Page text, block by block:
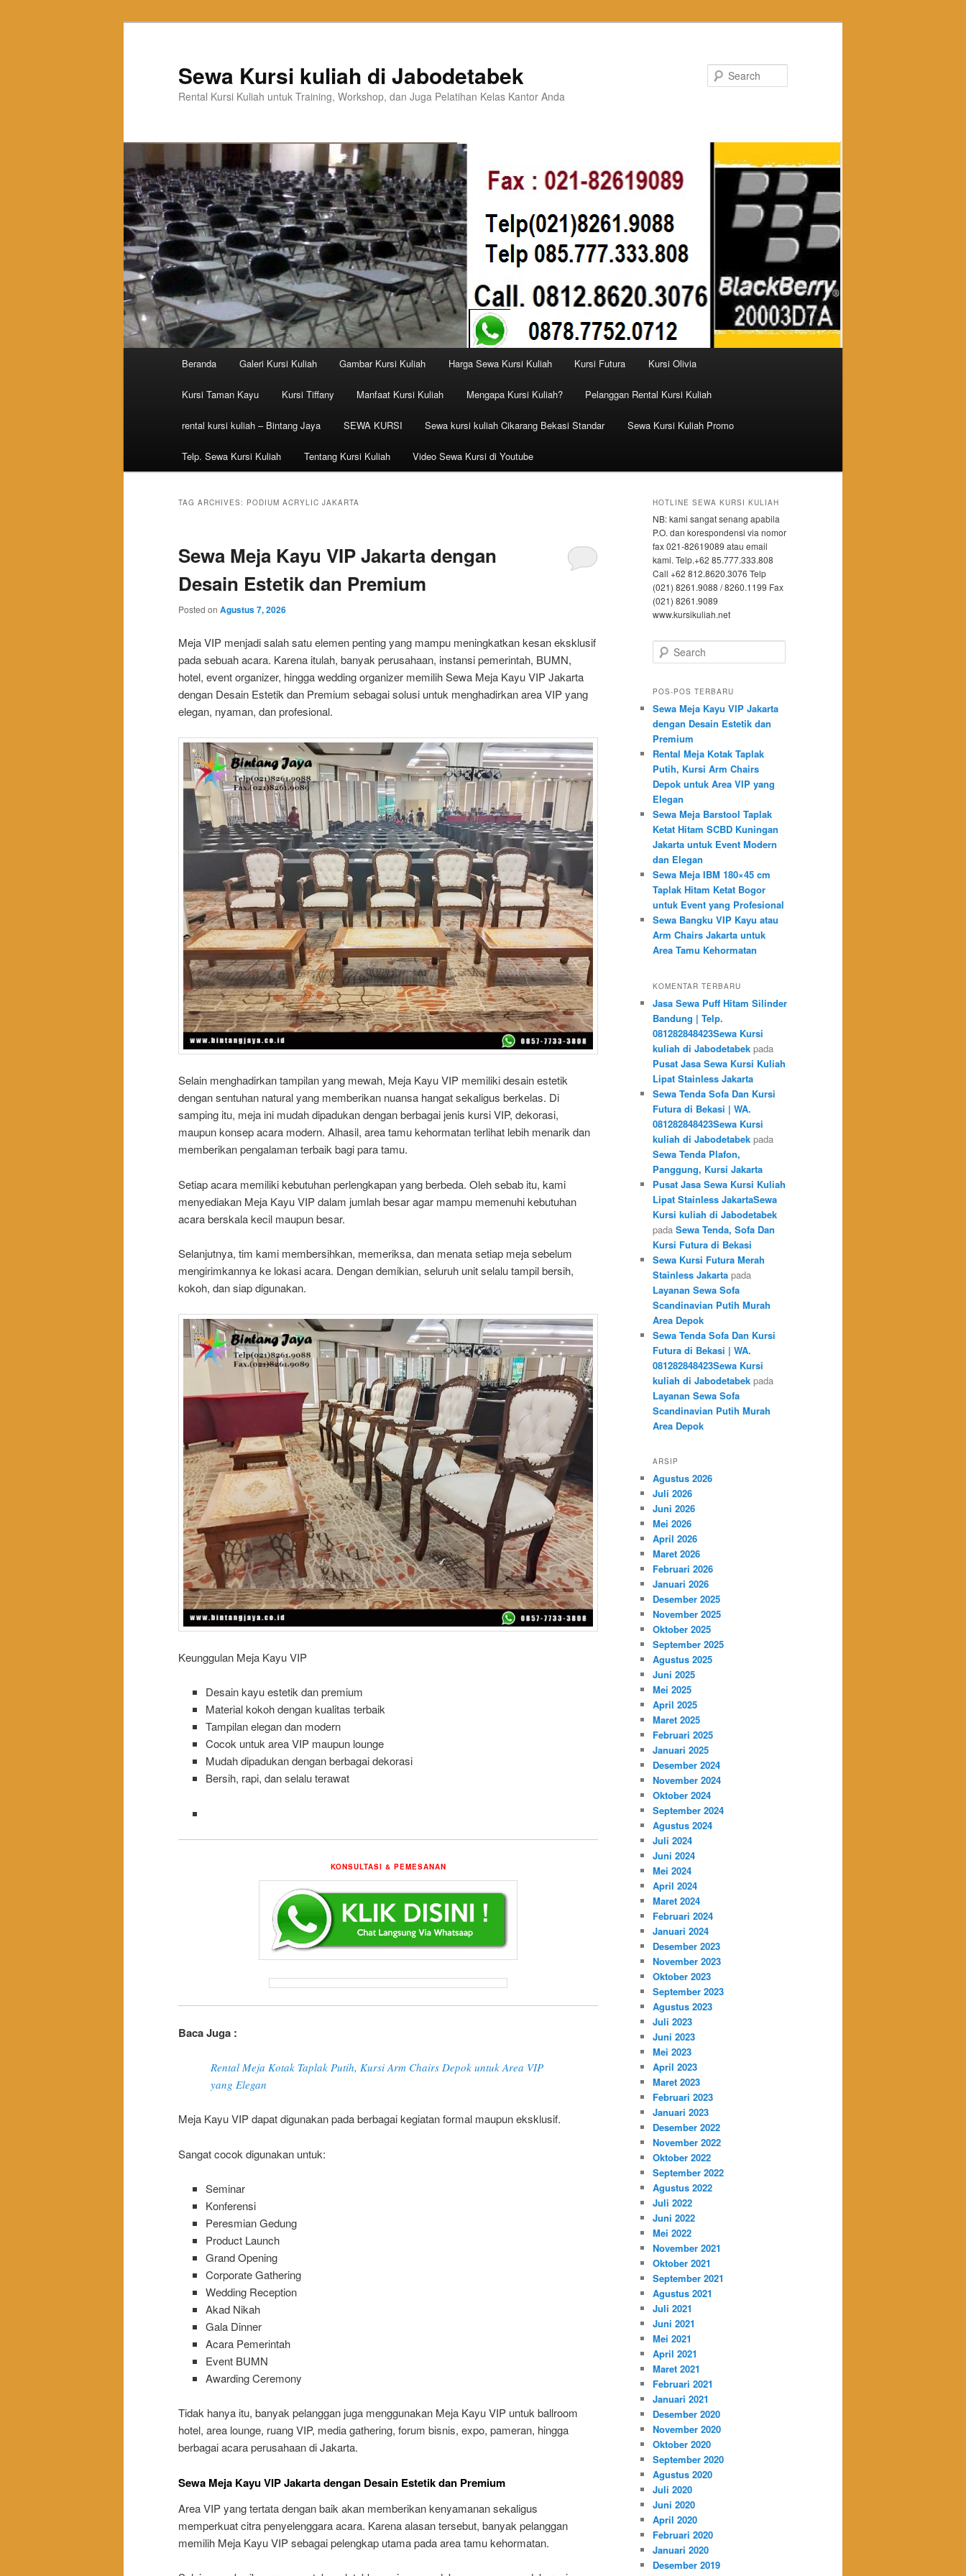
Sewa Kursi kuliah di Jabodetabek
Rental Kursi Kuliah untuk Training, Workshop, dan Juga Pelatihan Kelas Kantor Anda
Skip to primary content
Skip to secondary content
Beranda Galeri Kursi Kuliah Gambar Kursi Kuliah Harga Sewa Kursi Kuliah Kursi Futura Kursi Olivia
Kursi Taman Kayu Kursi Tiffany Manfaat Kursi Kuliah Mengapa Kursi Kuliah? Pelanggan Rental Kursi Kuliah
rental kursi kuliah – Bintang Jaya SEWA KURSI Sewa kursi kuliah Cikarang Bekasi Standar Sewa Kursi Kuliah Promo
Telp. Sewa Kursi Kuliah Tentang Kursi Kuliah Video Sewa Kursi di Youtube
TAG ARCHIVES: PODIUM ACRYLIC JAKARTA
Sewa Meja Kayu VIP Jakarta dengan
Desain Estetik dan Premium
Posted on Agustus 7, 2026
Meja VIP menjadi salah satu elemen penting yang mampu meningkatkan kesan eksklusif
pada sebuah acara. Karena itulah, banyak perusahaan, instansi pemerintah, BUMN,
hotel, event organizer, hingga wedding organizer memilih Sewa Meja Kayu VIP Jakarta
dengan Desain Estetik dan Premium sebagai solusi untuk menghadirkan area VIP yang
elegan, nyaman, dan profesional.
Selain menghadirkan tampilan yang mewah, Meja Kayu VIP memiliki desain estetik
dengan sentuhan natural yang memberikan nuansa hangat sekaligus berkelas. Di
samping itu, meja ini mudah dipadukan dengan berbagai jenis kursi VIP, dekorasi,
maupun konsep acara modern. Alhasil, area tamu kehormatan terlihat lebih menarik dan
memberikan pengalaman terbaik bagi para tamu.
Setiap acara memiliki kebutuhan perlengkapan yang berbeda. Oleh sebab itu, kami
menyediakan Meja Kayu VIP dalam jumlah besar agar mampu memenuhi kebutuhan
acara berskala kecil maupun besar.
Selanjutnya, tim kami membersihkan, memeriksa, dan menata setiap meja sebelum
mengirimkannya ke lokasi acara. Dengan demikian, seluruh unit selalu tampil bersih,
kokoh, dan siap digunakan.
Keunggulan Meja Kayu VIP
Desain kayu estetik dan premium
Material kokoh dengan kualitas terbaik
Tampilan elegan dan modern
Cocok untuk area VIP maupun lounge
Mudah dipadukan dengan berbagai dekorasi
Bersih, rapi, dan selalu terawat
KONSULTASI & PEMESANAN
Baca Juga :
Rental Meja Kotak Taplak Putih, Kursi Arm Chairs Depok untuk Area VIP
yang Elegan
Meja Kayu VIP dapat digunakan pada berbagai kegiatan formal maupun eksklusif.
Sangat cocok digunakan untuk:
Seminar
Konferensi
Peresmian Gedung
Product Launch
Grand Opening
Corporate Gathering
Wedding Reception
Akad Nikah
Gala Dinner
Acara Pemerintah
Event BUMN
Awarding Ceremony
Tidak hanya itu, banyak pelanggan juga menggunakan Meja Kayu VIP untuk ballroom
hotel, area lounge, ruang VIP, media gathering, forum bisnis, expo, pameran, hingga
berbagai acara perusahaan di Jakarta.
Sewa Meja Kayu VIP Jakarta dengan Desain Estetik dan Premium
Area VIP yang tertata dengan baik akan memberikan kenyamanan sekaligus
memperkuat citra penyelenggara acara. Karena alasan tersebut, banyak pelanggan
memilih Meja Kayu VIP sebagai pelengkap utama pada area tamu kehormatan.
HOTLINE SEWA KURSI KULIAH
NB: kami sangat senang apabila
P.O. dan korespondensi via nomor
fax 021-82619089 atau email
kami. Telp.+62 85.777.333.808
Call +62 812.8620.3076 Telp
(021) 8261.9088 / 8260.1199 Fax
(021) 8261.9089
www.kursikuliah.net
Search
POS-POS TERBARU
Sewa Meja Kayu VIP Jakarta
dengan Desain Estetik dan
Premium
Rental Meja Kotak Taplak
Putih, Kursi Arm Chairs
Depok untuk Area VIP yang
Elegan
Sewa Meja Barstool Taplak
Ketat Hitam SCBD Kuningan
Jakarta untuk Event Modern
dan Elegan
Sewa Meja IBM 180×45 cm
Taplak Hitam Ketat Bogor
untuk Event yang Profesional
Sewa Bangku VIP Kayu atau
Arm Chairs Jakarta untuk
Area Tamu Kehormatan
KOMENTAR TERBARU
Jasa Sewa Puff Hitam Silinder
Bandung | Telp.
081282848423Sewa Kursi
kuliah di Jabodetabek pada
Pusat Jasa Sewa Kursi Kuliah
Lipat Stainless Jakarta
Sewa Tenda Sofa Dan Kursi
Futura di Bekasi | WA.
081282848423Sewa Kursi
kuliah di Jabodetabek pada
Sewa Tenda Plafon,
Panggung, Kursi Jakarta
Pusat Jasa Sewa Kursi Kuliah
Lipat Stainless JakartaSewa
Kursi kuliah di Jabodetabek
pada Sewa Tenda, Sofa Dan
Kursi Futura di Bekasi
Sewa Kursi Futura Merah
Stainless Jakarta pada
Layanan Sewa Sofa
Scandinavian Putih Murah
Area Depok
Sewa Tenda Sofa Dan Kursi
Futura di Bekasi | WA.
081282848423Sewa Kursi
kuliah di Jabodetabek pada
Layanan Sewa Sofa
Scandinavian Putih Murah
Area Depok
ARSIP
Agustus 2026
Juli 2026
Juni 2026
Mei 2026
April 2026
Maret 2026
Februari 2026
Januari 2026
Desember 2025
November 2025
Oktober 2025
September 2025
Agustus 2025
Juni 2025
Mei 2025
April 2025
Maret 2025
Februari 2025
Januari 2025
Desember 2024
November 2024
Oktober 2024
September 2024
Agustus 2024
Juli 2024
Juni 2024
Mei 2024
April 2024
Maret 2024
Februari 2024
Januari 2024
Desember 2023
November 2023
Oktober 2023
September 2023
Agustus 2023
Juli 2023
Juni 2023
Mei 2023
April 2023
Maret 2023
Februari 2023
Januari 2023
Desember 2022
November 2022
Oktober 2022
September 2022
Agustus 2022
Juli 2022
Juni 2022
Mei 2022
November 2021
Oktober 2021
September 2021
Agustus 2021
Juli 2021
Juni 2021
Mei 2021
April 2021
Maret 2021
Februari 2021
Januari 2021
Desember 2020
November 2020
Oktober 2020
September 2020
Agustus 2020
Juli 2020
Juni 2020
April 2020
Februari 2020
Januari 2020
Desember 2019